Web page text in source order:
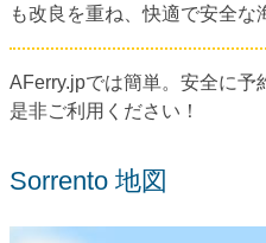
も改良を重ね、快適で安全な
AFerry.jpでは簡単。安全に予
是非ご利用ください！
Sorrento 地図